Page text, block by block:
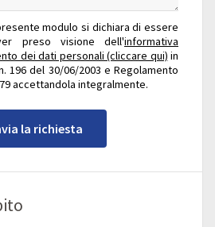
modulo si dichiara di essere
preso visione dell'informativa
dei dati personali (cliccare qui) in
196 del 30/06/2003 e Regolamento
accettandola integralmente.
la richiesta